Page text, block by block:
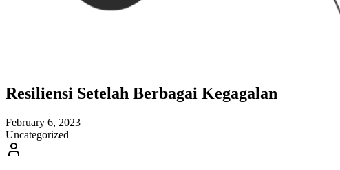
Resiliensi Setelah Berbagai Kegagalan
February 6, 2023
Uncategorized